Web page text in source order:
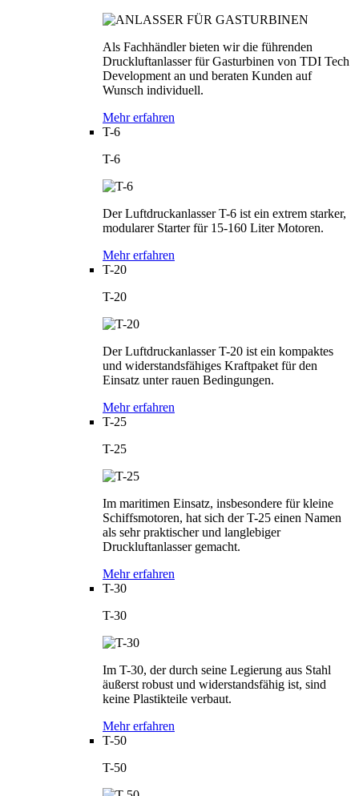
Als Fachhändler bieten wir die führenden
Druckluftanlasser für Gasturbinen von TDI Tech
Development an und beraten Kunden auf
Wunsch individuell.
Mehr erfahren
T-6
T-6
Der Luftdruckanlasser T-6 ist ein extrem starker,
modularer Starter für 15-160 Liter Motoren.
Mehr erfahren
T-20
T-20
Der Luftdruckanlasser T-20 ist ein kompaktes
und widerstandsfähiges Kraftpaket für den
Einsatz unter rauen Bedingungen.
Mehr erfahren
T-25
T-25
Im maritimen Einsatz, insbesondere für kleine
Schiffsmotoren, hat sich der T-25 einen Namen
als sehr praktischer und langlebiger
Druckluftanlasser gemacht.
Mehr erfahren
T-30
T-30
Im T-30, der durch seine Legierung aus Stahl
äußerst robust und widerstandsfähig ist, sind
keine Plastikteile verbaut.
Mehr erfahren
T-50
T-50